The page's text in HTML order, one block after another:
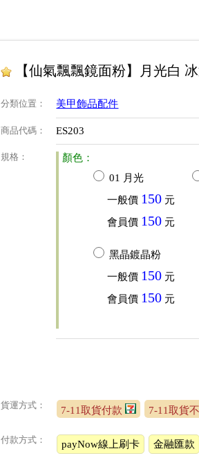
【仙氣飄飄鏡面粉】月光白
分類位置 ： 美甲飾品配件
商品代碼 ： ES203
規格 ：
顏色：
01 月光
一般價 150 元
會員價 150 元
黑晶鍍晶粉
一般價 150 元
會員價 150 元
貨運方式： 7-11取貨付款 7-11取貨
付款方式： payNow線上刷卡 金融匯款